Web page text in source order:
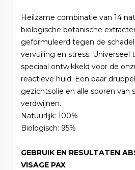
Heilzame combinatie van 14
biologische botanische
geformuleerd tegen de
vervuiling en stress. Universeel
speciaal ontwikkeld voor de
reactieve huid. Een paar
gezichtsolie en alle sporen van
verdwijnen.
Natuurlijk: 100%
Biologisch: 95%
GEBRUIK EN RESULTATEN
VISAGE PAX